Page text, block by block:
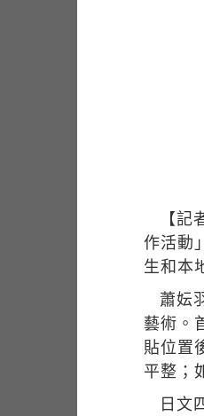
【
作活動
生和本
蕭妘
藝術。
貼位置
平整；
日文